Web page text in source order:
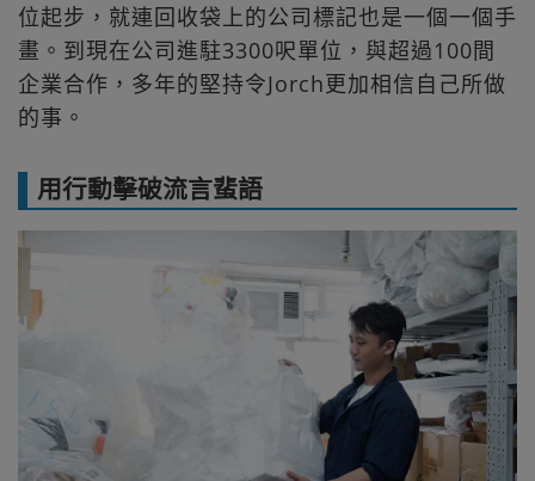
位起步，就連回收袋上的公司標記也是一個一個手
畫。到現在公司進駐3300呎單位，與超過100間
企業合作，多年的堅持令Jorch更加相信自己所做
的事。
用行動擊破流言蜚語